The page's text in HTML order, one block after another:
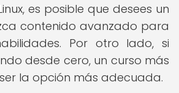
es posible que desees un
contenido avanzado para
Por otro lado, si
desde cero, un curso más
la opción más adecuada.